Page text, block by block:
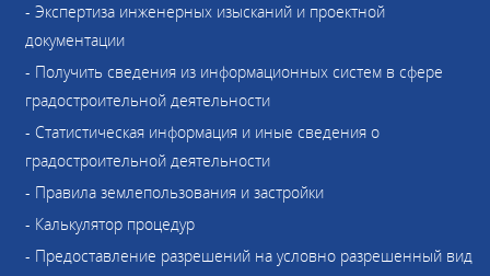
- Экспертиза инженерных изысканий и проектной
документации
- Получить сведения из информационных систем в сфере
градостроительной деятельности
- Статистическая информация и иные сведения о
градостроительной деятельности
- Правила землепользования и застройки
- Калькулятор процедур
- Предоставление разрешений на условно разрешенный вид